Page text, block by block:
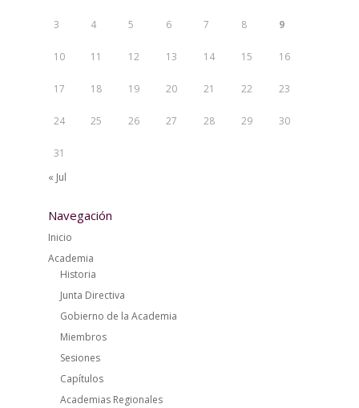
3 4 5 6 7 8 9
10 11 12 13 14 15 16
17 18 19 20 21 22 23
24 25 26 27 28 29 30
31
« Jul
Navegación
Inicio
Academia
Historia
Junta Directiva
Gobierno de la Academia
Miembros
Sesiones
Capítulos
Academias Regionales